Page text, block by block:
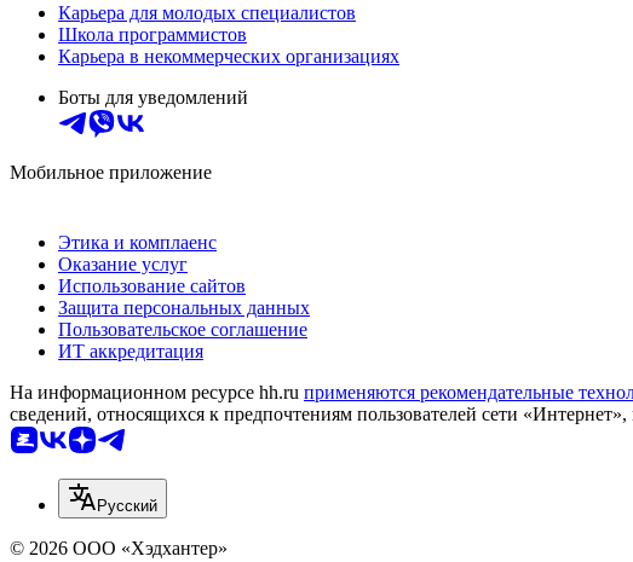
Карьера для молодых специалистов
Школа программистов
Карьера в некоммерческих организациях
Боты для уведомлений
Мобильное приложение
Этика и комплаенс
Оказание услуг
Использование сайтов
Защита персональных данных
Пользовательское соглашение
ИТ аккредитация
На информационном ресурсе hh.ru применяются рекомендательные
сведений, относящихся к предпочтениям пользователей сети
Русский
© 2026 ООО «Хэдхантер»